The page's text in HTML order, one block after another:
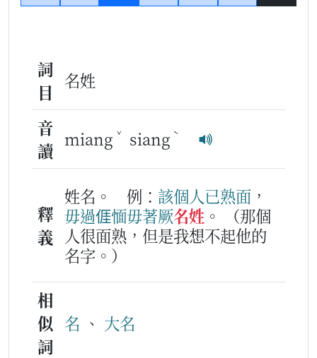
詞
目
名姓
音
讀
miang ˇ siang ˋ
釋
義
姓名。 例： 該個人已熟面 ，
毋過𠊎愐毋著厥名姓 。
（那個
人很面熟，但是我想不起他的
名字。）
相
似
詞
名 、 大名